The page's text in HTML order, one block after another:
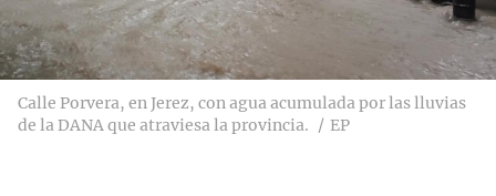
Calle Porvera, en Jerez, con agua acumulada por las lluvias
de la DANA que atraviesa la provincia.
EP